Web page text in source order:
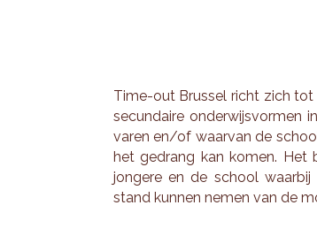
Time-out Brus­sel richt zich
se­cun­dai­re on­der­wijs­vor­men
va­ren en/of waar­van de
het ge­drang kan komen. Het
jon­ge­re en de school
stand kun­nen nemen van de